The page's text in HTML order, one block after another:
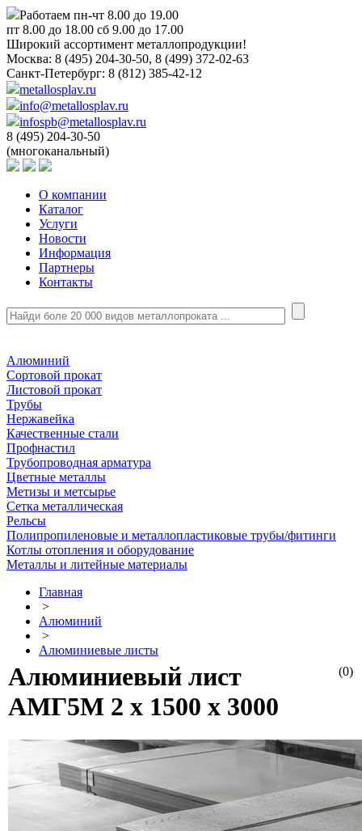
Работаем пн-чт 8.00 до 19.00
пт 8.00 до 18.00 сб 9.00 до 17.00
Широкий ассортимент металлопродукции!
Москва: 8 (495) 204-30-50, 8 (499) 372-02-63
Санкт-Петербург: 8 (812) 385-42-12
metallosplav.ru
info@metallosplav.ru
infospb@metallosplav.ru
8 (495) 204-30-50
(многоканальный)
О компании
Каталог
Услуги
Новости
Информация
Партнеры
Контакты
Алюминий
Сортовой прокат
Листовой прокат
Трубы
Нержавейка
Качественные стали
Профнастил
Трубопроводная арматура
Цветные металлы
Метизы и метсырье
Сетка металлическая
Рельсы
Полипропиленовые и металлопластиковые трубы/фитинги
Котлы отопления и оборудование
Металлы и литейные материалы
Главная
>
Алюминий
>
Алюминиевые листы
(0)
Алюминиевый лист
АМГ5М 2 х 1500 х 3000